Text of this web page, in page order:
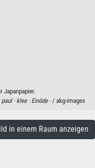
Japanpapier.
paul · klee · Einöde· / akg-images
in einem Raum anzeigen